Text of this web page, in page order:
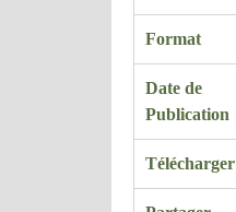
Format
Date de
Publication
Télécharger